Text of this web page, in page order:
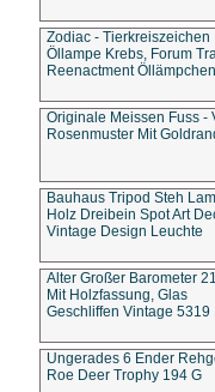
Zodiac - Tierkreiszeichen
Öllampe Krebs, Forum
Reenactment Öllämpchen
Originale Meissen Fuss -
Rosenmuster Mit
Bauhaus Tripod Steh
Holz Dreibein Spot Art
Vintage Design Leuchte
Alter Großer Barometer
Mit Holzfassung, Glas
Geschliffen Vintage 5319
Ungerades 6 Ender
Roe Deer Trophy 194 G